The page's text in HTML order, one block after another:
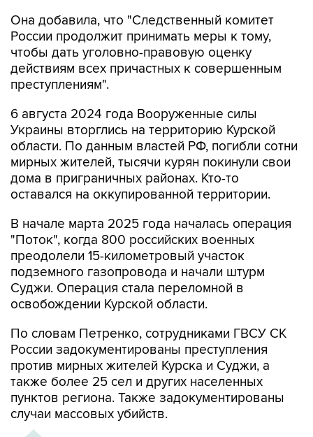
Она добавила, что "Cледственный комитет
России продолжит принимать меры к тому,
чтобы дать уголовно-правовую оценку
действиям всех причастных к совершенным
преступлениям".
6 августа 2024 года Вооруженные силы
Украины вторглись на территорию Курской
области. По данным властей РФ, погибли сотни
мирных жителей, тысячи курян покинули свои
дома в приграничных районах. Кто-то
оставался на оккупированной территории.
В начале марта 2025 года началась операция
"Поток", когда 800 российских военных
преодолели 15-километровый участок
подземного газопровода и начали штурм
Суджи. Операция стала переломной в
освобождении Курской области.
По словам Петренко, сотрудниками ГВСУ СК
России задокументированы преступления
против мирных жителей Курска и Суджи, а
также более 25 сел и других населенных
пунктов региона. Также задокументированы
случаи массовых убийств.